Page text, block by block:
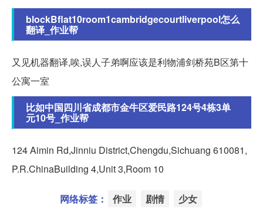
blockBflat10room1cambridgecourtliverpool怎么
翻译_作业帮
又见机器翻译,唉,误人子弟啊应该是利物浦剑桥苑B区第十
公寓一室
比如中国四川省成都市金牛区爱民路124号4栋3单
元10号_作业帮
124 Aimin Rd,Jinniu District,Chengdu,Sichuang 610081,
P.R.ChinaBuilding 4,Unit 3,Room 10
网络标签： 作业 剧情 少女